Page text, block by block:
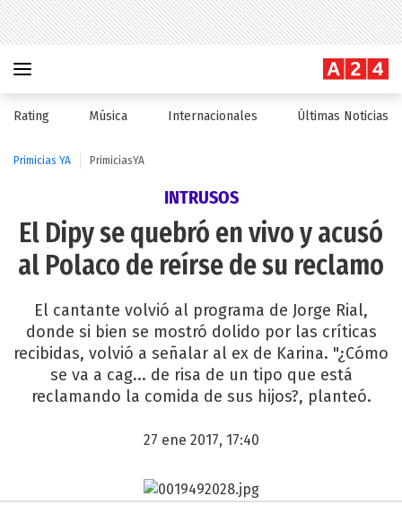
Rating Música Internacionales Últimas Noticias
Primicias YA PrimiciasYA
INTRUSOS
El Dipy se quebró en vivo y acusó
al Polaco de reírse de su reclamo
El cantante volvió al programa de Jorge Rial,
donde si bien se mostró dolido por las críticas
recibidas, volvió a señalar al ex de Karina. "¿Cómo
se va a cag... de risa de un tipo que está
reclamando la comida de sus hijos?, planteó.
27 ene 2017, 17:40